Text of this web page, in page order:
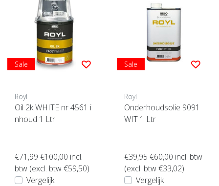
Sale
Royl
Oil 2k WHITE nr 4561 i
nhoud 1 Ltr
€71,99 €100,00 incl.
btw (excl. btw €59,50)
Vergelijk
Sale
Royl
Onderhoudsolie 9091
WIT 1 Ltr
€39,95 €60,00 incl. btw
(excl. btw €33,02)
Vergelijk